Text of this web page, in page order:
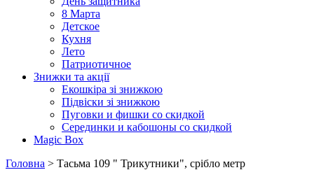
8 Марта
Детское
Кухня
Лето
Патриотичное
Знижки та акції
Екошкіра зі знижкою
Підвіски зі знижкою
Пуговки и фишки со скидкой
Серединки и кабошоны со скидкой
Magic Box
Головна > Тасьма 109 " Трикутники", срібло метр